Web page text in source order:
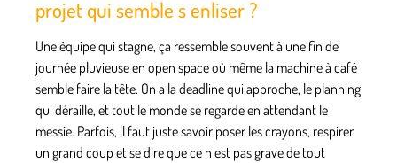
projet qui semble s enliser ?
Une équipe qui stagne, ça ressemble souvent à une fin de
journée pluvieuse en open space où même la machine à café
semble faire la tête. On a la deadline qui approche, le planning
qui déraille, et tout le monde se regarde en attendant le
messie. Parfois, il faut juste savoir poser les crayons, respirer
un grand coup et se dire que ce n est pas grave de tout